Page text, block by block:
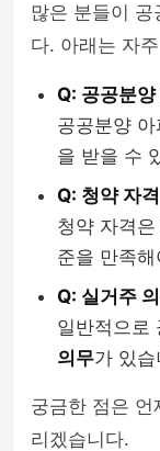
많은 분들이 공
다. 아래는 자
Q: 공공분
공공분양 아
을 받을 수
Q: 청약 자
청약 자격
준을 만족
Q: 실거주
일반적으로
의무가 있습
궁금한 점은
리겠습니다.